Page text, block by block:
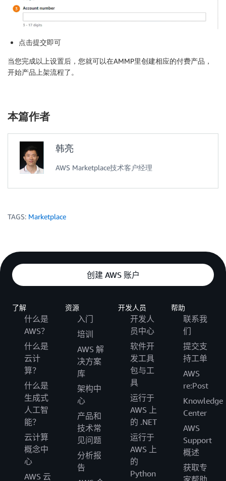
点击提交即可
当您完成以上设置后，您就可以在AMMP里创建相应的付费产品，
开始产品上架流程了。
本篇作者
韩亮
AWS Marketplace技术客户经理
TAGS: Marketplace
创建 AWS 账户
了解
什么是
AWS？
什么是
云计
算？
什么是
生成式
人工智
能？
云计算
概念中
心
AWS 云
资源
入门
培训
AWS 解
决方案
库
架构中
心
产品和
技术常
见问题
分析报
告
开发人员
开发人
员中心
软件开
发工具
包与工
具
运行于
AWS 上
的 .NET
运行于
AWS 上
的
Python
帮助
联系我
们
提交支
持工单
AWS
re:Post
Knowledge
Center
AWS
Support
概述
获取专